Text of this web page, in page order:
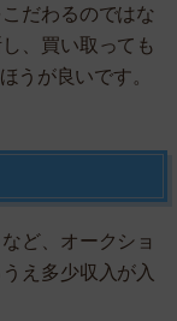
だわるのではな
、買い取っても
うが良いです。
ど、オークショ
え多少収入が入